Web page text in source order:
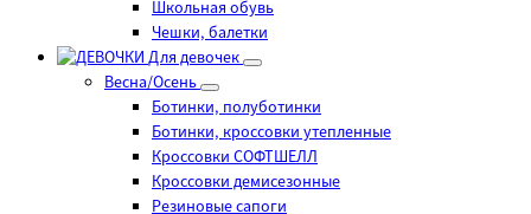
Школьная обувь
Чешки, балетки
Для девочек
Весна/Осень
Ботинки, полуботинки
Ботинки, кроссовки утепленные
Кроссовки СОФТШЕЛЛ
Кроссовки демисезонные
Резиновые сапоги